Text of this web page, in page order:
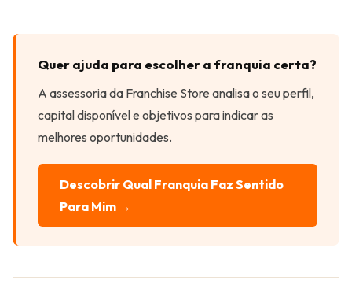
Quer ajuda para escolher a franquia certa?
A assessoria da Franchise Store analisa o seu perfil,
capital disponível e objetivos para indicar as
melhores oportunidades.
Descobrir Qual Franquia Faz Sentido
Para Mim →